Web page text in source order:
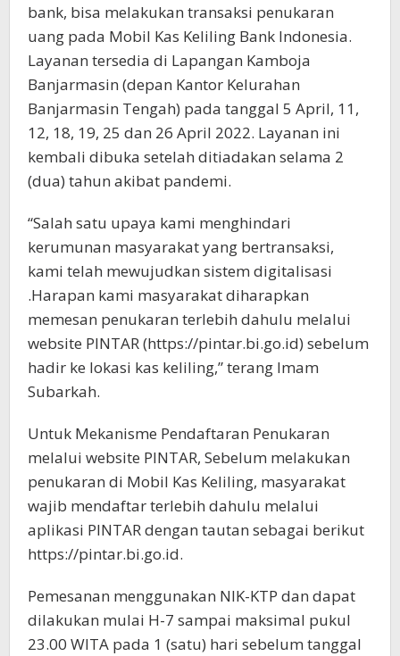
bank, bisa melakukan transaksi penukaran
uang pada Mobil Kas Keliling Bank Indonesia.
Layanan tersedia di Lapangan Kamboja
Banjarmasin (depan Kantor Kelurahan
Banjarmasin Tengah) pada tanggal 5 April, 11,
12, 18, 19, 25 dan 26 April 2022. Layanan ini
kembali dibuka setelah ditiadakan selama 2
(dua) tahun akibat pandemi.
“Salah satu upaya kami menghindari
kerumunan masyarakat yang bertransaksi,
kami telah mewujudkan sistem digitalisasi
.Harapan kami masyarakat diharapkan
memesan penukaran terlebih dahulu melalui
website PINTAR (https://pintar.bi.go.id) sebelum
hadir ke lokasi kas keliling,” terang Imam
Subarkah.
Untuk Mekanisme Pendaftaran Penukaran
melalui website PINTAR, Sebelum melakukan
penukaran di Mobil Kas Keliling, masyarakat
wajib mendaftar terlebih dahulu melalui
aplikasi PINTAR dengan tautan sebagai berikut
https://pintar.bi.go.id.
Pemesanan menggunakan NIK-KTP dan dapat
dilakukan mulai H-7 sampai maksimal pukul
23.00 WITA pada 1 (satu) hari sebelum tanggal